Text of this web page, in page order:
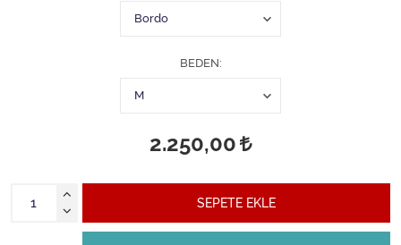
BEDEN
2.250,00
SEPETE EKLE